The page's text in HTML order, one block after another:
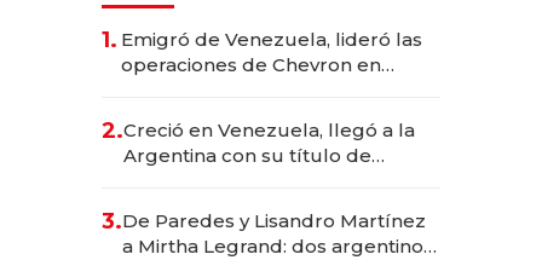
1. Emigró de Venezuela, lideró las
operaciones de Chevron en
2.Creció en Venezuela, llegó a la
Argentina con su título de
las marcas "fast premium"
3.De Paredes y Lisandro Martínez
a Mirtha Legrand: dos argentinos